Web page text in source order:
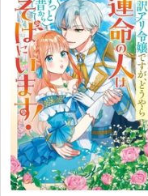
胃袋スナイパースコッチはジ
ンを堕としたい！
彼の彼
629円（税込）
ジン×スコッチ
サンプル 作品詳細